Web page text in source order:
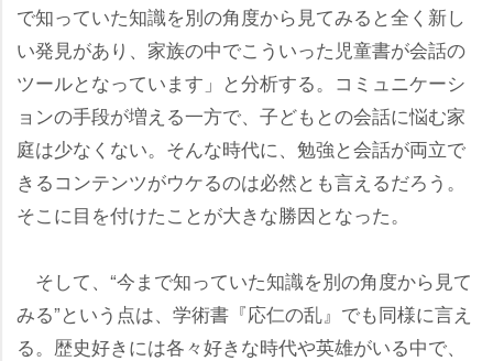
で知っていた知識を別の角度から見てみると全く新し
い発見があり、家族の中でこういった児童書が会話の
ツールとなっています」と分析する。コミュニケーシ
ョンの手段が増える一方で、子どもとの会話に悩む家
庭は少なくない。そんな時代に、勉強と会話が両立で
きるコンテンツがウケるのは必然とも言えるだろう。
そこに目を付けたことが大きな勝因となった。
そして、“今まで知っていた知識を別の角度から見て
みる”という点は、学術書『応仁の乱』でも同様に言え
る。歴史好きには各々好きな時代や英雄がいる中で、